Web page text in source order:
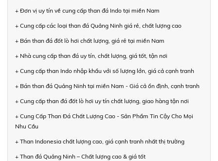
+ Đơn vị uy tín về cung cấp than đá Indo tại miền Nam
+ Cung cấp các loại than đá Quảng Ninh giá rẻ, chất lượng cao
+ Bán than đá đốt lò hơi chất lượng, giá rẻ tại miền Nam
+ Nhà cung cấp than đá uy tín, chất lượng, giá tốt, tận nơi
+ Cung cấp than Indo nhập khẩu với số lượng lớn, giá cả cạnh tranh
+ Bán than đá Quảng Ninh tại miền Nam - Giá cả ổn định, cạnh tranh
+ Cung cấp than đá đốt lò hơi uy tín chất lượng, giao hàng tận nơi
+ Cung Cấp Than Đá Chất Lượng Cao - Sản Phẩm Tin Cậy Cho Mọi
Nhu Cầu
+ Than Indonesia chất lượng cao, giá cạnh tranh nhất thị trường
+ Than đá Quảng Ninh – Chất lượng cao & giá tốt